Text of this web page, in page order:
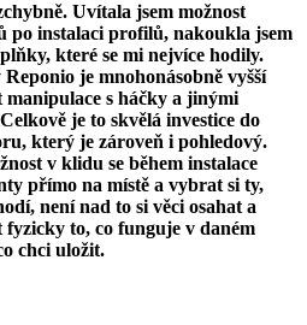
Uvítala jsem možnost
po instalaci profilů, nakoukla jsem
které se mi nejvíce hodily.
je mnohonásobně vyšší
manipulace s háčky a jinými
je to skvělá investice do
který je zároveň i pohledový.
v klidu se během instalace
přímo na místě a vybrat si ty,
není nad to si věci osahat a
to, co funguje v daném
chci uložit.